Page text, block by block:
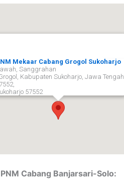
Mekaar Cabang Grogol Sukoharjo
Sanggrahan
Grogol, Kabupaten Sukoharjo, Jawa Tengah
57552
PNM Cabang Banjarsari-Solo: